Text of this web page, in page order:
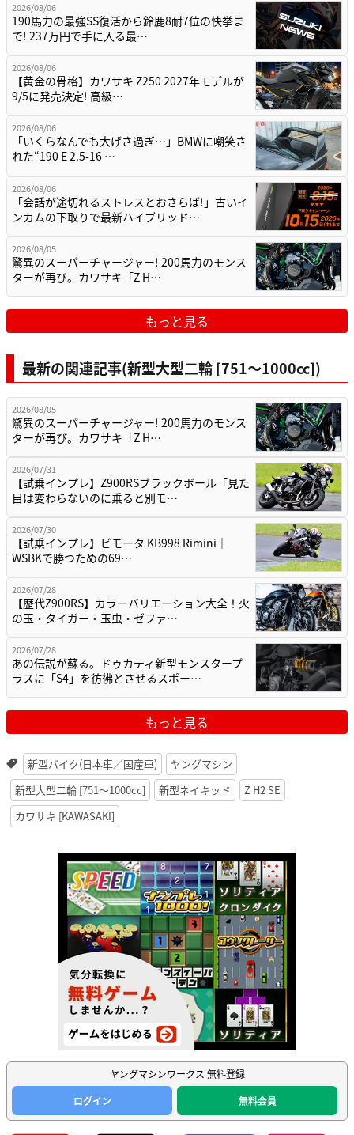
2026/08/06
190馬力の最強SS復活から鈴鹿8耐7位の快挙ま
で! 237万円で手に入る最…
2026/08/06
【黄金の骨格】カワサキ Z250 2027年モデルが
9/5に発売決定! 高級…
2026/08/06
「いくらなんでも大げさ過ぎ…」BMWに嘲笑さ
れた“190 E 2.5-16 …
2026/08/06
「会話が途切れるストレスとおさらば!」古いイ
ンカムの下取りで最新ハイブリッド…
2026/08/05
驚異のスーパーチャージャー! 200馬力のモンス
ターが再び。カワサキ「Z H…
もっと見る
最新の関連記事(新型大型二輪 [751〜1000cc])
2026/08/05
驚異のスーパーチャージャー! 200馬力のモンス
ターが再び。カワサキ「Z H…
2026/07/31
【試乗インプレ】Z900RSブラックボール「見た
目は変わらないのに乗ると別モ…
2026/07/30
【試乗インプレ】ビモータ KB998 Rimini｜
WSBKで勝つための69…
2026/07/28
【歴代Z900RS】カラーバリエーション大全！火
の玉・タイガー・玉虫・ゼファ…
2026/07/28
あの伝説が蘇る。ドゥカティ新型モンスタープ
ラスに「S4」を彷彿とさせるスポー…
もっと見る
新型バイク(日本車／国産車)
ヤングマシン
新型大型二輪 [751〜1000cc]
新型ネイキッド
Z H2 SE
カワサキ [KAWASAKI]
ヤングマシンワークス 無料登録
ログイン
無料会員